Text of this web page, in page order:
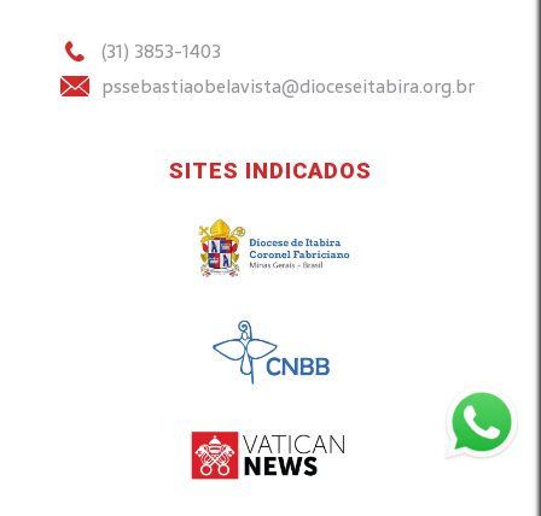
(31) 3853-1403
pssebastiaobelavista@dioceseitabira.org.br
SITES INDICADOS